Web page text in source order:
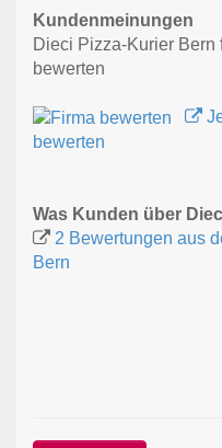
Kundenmeinungen
Dieci Pizza-Kurier Bern
bewerten
bewerten
Was Kunden über
2 Bewertungen aus
Bern